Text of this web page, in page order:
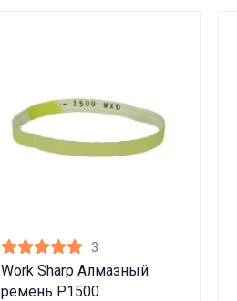
3
Work Sharp Алмазный
ремень P1500